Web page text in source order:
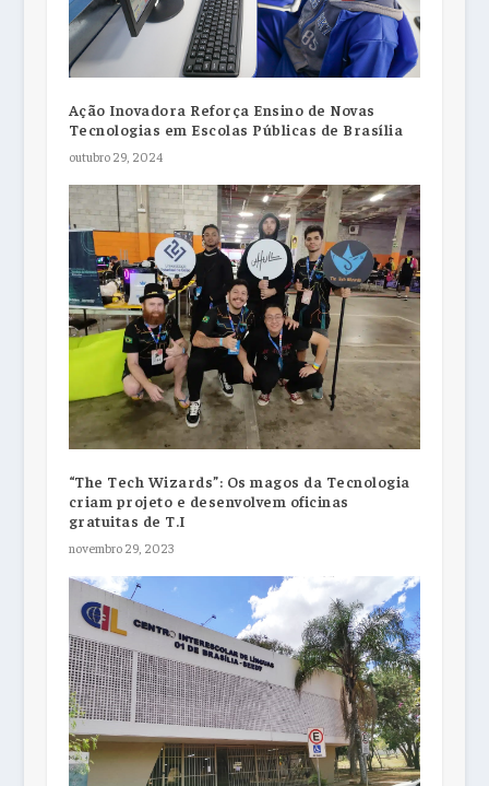
Ação Inovadora Reforça Ensino de Novas
Tecnologias em Escolas Públicas de Brasília
outubro 29, 2024
“The Tech Wizards”: Os magos da Tecnologia
criam projeto e desenvolvem oficinas
gratuitas de T.I
novembro 29, 2023